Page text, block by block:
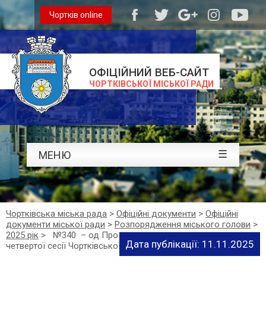
ОФІЦІЙНИЙ ВЕБ-САЙТ
ЧОРТКІВСЬКОЇ МІСЬКОЇ РАДИ
Чортків online
МЕНЮ ☰
Чортківська міська рада > Офіційні документи > Офіційні
документи міської ради > Розпорядження міського голови >
2025 рік >
№340 – од Про скликання сто двадцять
четвертої сесії Чортківської міської ради VІІІ скликання
Дата публікації: 11.11.2025